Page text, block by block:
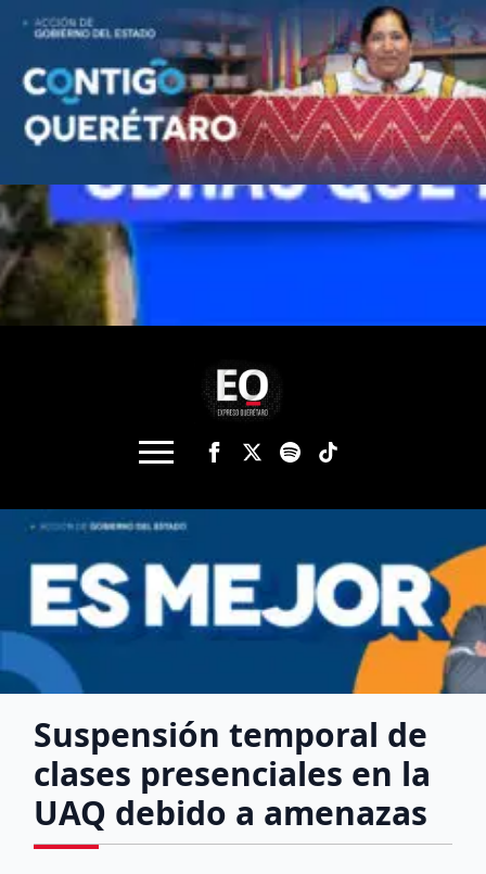
Suspensión temporal de
clases presenciales en la
UAQ debido a amenazas